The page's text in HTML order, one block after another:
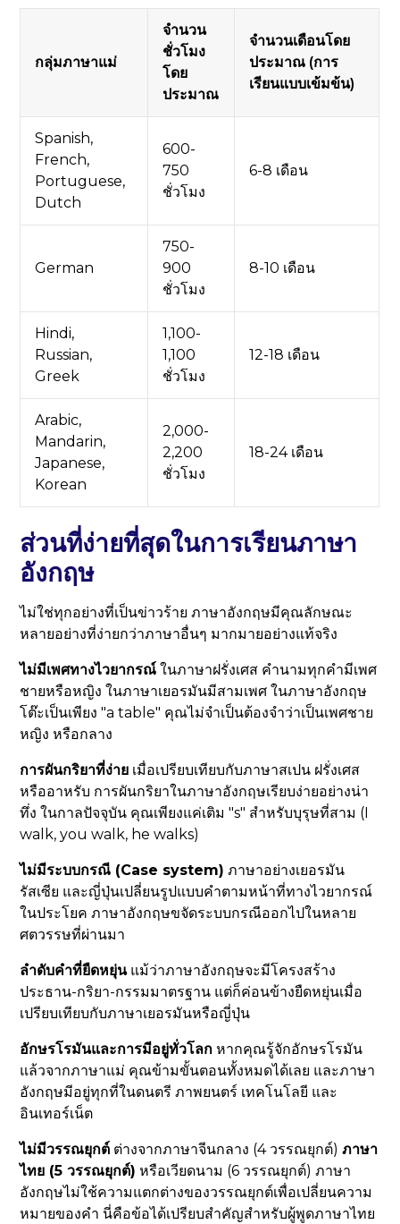
กลุ่มภาษาแม่
จำนวน
ชั่วโมง
โดย
ประมาณ
จำนวนเดือนโดย
ประมาณ (การ
เรียนแบบเข้มข้น)
Spanish,
French,
Portuguese,
Dutch
600-
750
ชั่วโมง
6-8 เดือน
German
750-
900
ชั่วโมง
8-10 เดือน
Hindi,
Russian,
Greek
1,100-
1,100
ชั่วโมง
12-18 เดือน
Arabic,
Mandarin,
Japanese,
Korean
2,000-
2,200
ชั่วโมง
18-24 เดือน
ส่วนที่ง่ายที่สุดในการเรียนภาษา
อังกฤษ
ไม่ใช่ทุกอย่างที่เป็นข่าวร้าย ภาษาอังกฤษมีคุณลักษณะ
หลายอย่างที่ง่ายกว่าภาษาอื่นๆ มากมายอย่างแท้จริง
ไม่มีเพศทางไวยากรณ์ ในภาษาฝรั่งเศส คำนามทุกคำมีเพศ
ชายหรือหญิง ในภาษาเยอรมันมีสามเพศ ในภาษาอังกฤษ
โต๊ะเป็นเพียง "a table" คุณไม่จำเป็นต้องจำว่าเป็นเพศชาย
หญิง หรือกลาง
การผันกริยาที่ง่าย เมื่อเปรียบเทียบกับภาษาสเปน ฝรั่งเศส
หรืออาหรับ การผันกริยาในภาษาอังกฤษเรียบง่ายอย่างน่า
ทึ่ง ในกาลปัจจุบัน คุณเพียงแค่เติม "s" สำหรับบุรุษที่สาม (I
walk, you walk, he walks)
ไม่มีระบบกรณี (Case system) ภาษาอย่างเยอรมัน
รัสเซีย และญี่ปุ่นเปลี่ยนรูปแบบคำตามหน้าที่ทางไวยากรณ์
ในประโยค ภาษาอังกฤษขจัดระบบกรณีออกไปในหลาย
ศตวรรษที่ผ่านมา
ลำดับคำที่ยืดหยุ่นแม้ว่าภาษาอังกฤษจะมีโครงสร้าง
ประธาน-กริยา-กรรมมาตรฐาน แต่ก็ค่อนข้างยืดหยุ่นเมื่อ
เปรียบเทียบกับภาษาเยอรมันหรือญี่ปุ่น
อักษรโรมันและการมีอยู่ทั่วโลก หากคุณรู้จักอักษรโรมัน
แล้วจากภาษาแม่ คุณข้ามขั้นตอนทั้งหมดได้เลย และภาษา
อังกฤษมีอยู่ทุกที่ในดนตรี ภาพยนตร์ เทคโนโลยี และ
อินเทอร์เน็ต
ไม่มีวรรณยุกต์ ต่างจากภาษาจีนกลาง (4 วรรณยุกต์)ภาษา
ไทย (5 วรรณยุกต์) หรือเวียดนาม (6 วรรณยุกต์) ภาษา
อังกฤษไม่ใช้ความแตกต่างของวรรณยุกต์เพื่อเปลี่ยนความ
หมายของคำ นี่คือข้อได้เปรียบสำคัญสำหรับผู้พูดภาษาไทย